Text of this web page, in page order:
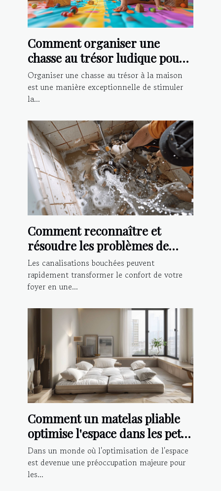
Comment organiser une
chasse au trésor ludique pour
enfants à la maison
Organiser une chasse au trésor à la maison
est une manière exceptionnelle de stimuler
la...
Comment reconnaître et
résoudre les problèmes de
canalisations bouchées
Les canalisations bouchées peuvent
rapidement transformer le confort de votre
foyer en une...
Comment un matelas pliable
optimise l'espace dans les petits
logements
Dans un monde où l'optimisation de l'espace
est devenue une préoccupation majeure pour
les...